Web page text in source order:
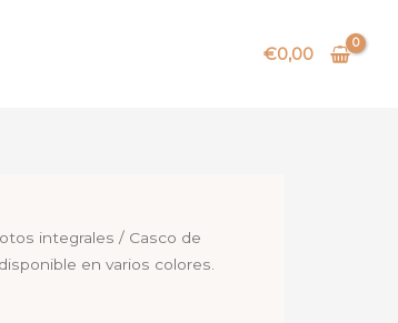
€0,00
integrales / Casco de
en varios colores.